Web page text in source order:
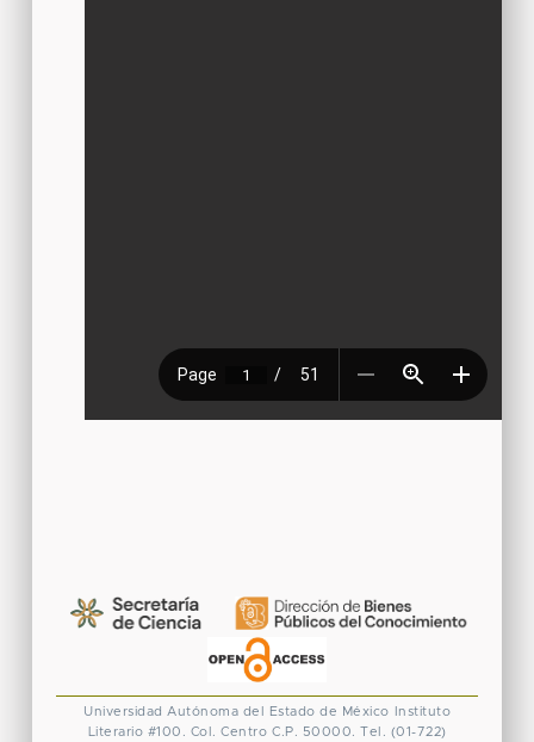
Universidad Autónoma del Estado de México
Instituto
Literario #100. Col. Centro C.P. 50000. Tel. (01-722)